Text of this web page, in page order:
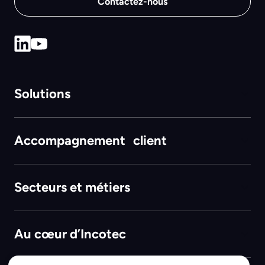
Solutions
Accompagnement client
Secteurs et métiers
Au cœur d’Incotec